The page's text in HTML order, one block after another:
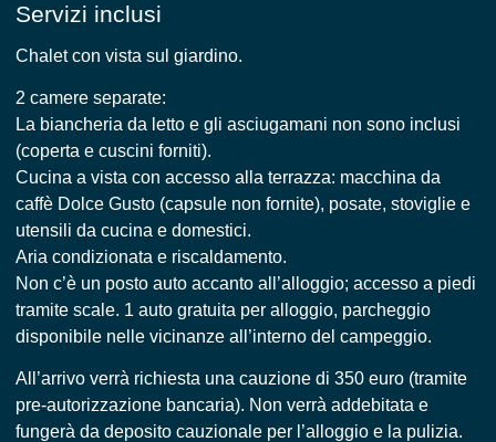
Servizi inclusi
Chalet con vista sul giardino.
2 camere separate:
La biancheria da letto e gli asciugamani non sono inclusi
(coperta e cuscini forniti).
Cucina a vista con accesso alla terrazza: macchina da
caffè Dolce Gusto (capsule non fornite), posate, stoviglie e
utensili da cucina e domestici.
Aria condizionata e riscaldamento.
Non c’è un posto auto accanto all’alloggio; accesso a piedi
tramite scale. 1 auto gratuita per alloggio, parcheggio
disponibile nelle vicinanze all’interno del campeggio.
All’arrivo verrà richiesta una cauzione di 350 euro (tramite
pre-autorizzazione bancaria). Non verrà addebitata e
fungerà da deposito cauzionale per l’alloggio e la pulizia.